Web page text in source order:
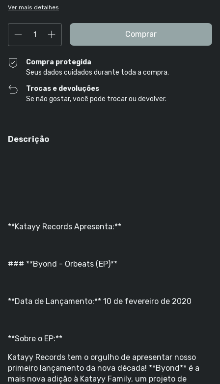
Ver mais detalhes
Compra protegida
Seus dados cuidados durante toda a compra.
Trocas e devoluções
Se não gostar, você pode trocar ou devolver.
Descrição
**Katayy Records Apresenta:**
### **Byond - Orbeats (EP)**
**Data de Lançamento:** 10 de fevereiro de 2020
**Sobre o EP:**
Katayy Records tem o orgulho de apresentar nosso
primeiro lançamento da nova década! **Byond** é a
mais nova adição à Katayy Family, um projeto de